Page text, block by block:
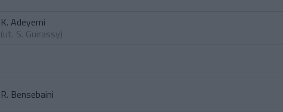
K. Adeyemi
(ut. S. Guirassy)
R. Bensebaini